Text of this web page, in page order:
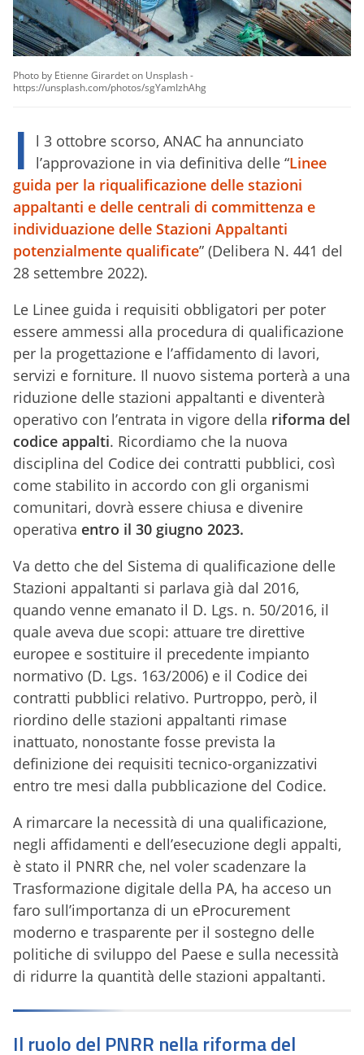
Photo by Etienne Girardet on Unsplash -
https://unsplash.com/photos/sgYamIzhAhg
I
l 3 ottobre scorso, ANAC ha annunciato
l’approvazione in via definitiva delle “Linee
guida per la riqualificazione delle stazioni
appaltanti e delle centrali di committenza e
individuazione delle Stazioni Appaltanti
potenzialmente qualificate” (Delibera N. 441 del
28 settembre 2022).
Le Linee guida i requisiti obbligatori per poter
essere ammessi alla procedura di qualificazione
per la progettazione e l’affidamento di lavori,
servizi e forniture. Il nuovo sistema porterà a una
riduzione delle stazioni appaltanti e diventerà
operativo con l’entrata in vigore della riforma del
codice appalti. Ricordiamo che la nuova
disciplina del Codice dei contratti pubblici, così
come stabilito in accordo con gli organismi
comunitari, dovrà essere chiusa e divenire
operativa entro il 30 giugno 2023.
Va detto che del Sistema di qualificazione delle
Stazioni appaltanti si parlava già dal 2016,
quando venne emanato il D. Lgs. n. 50/2016, il
quale aveva due scopi: attuare tre direttive
europee e sostituire il precedente impianto
normativo (D. Lgs. 163/2006) e il Codice dei
contratti pubblici relativo. Purtroppo, però, il
riordino delle stazioni appaltanti rimase
inattuato, nonostante fosse prevista la
definizione dei requisiti tecnico-organizzativi
entro tre mesi dalla pubblicazione del Codice.
A rimarcare la necessità di una qualificazione,
negli affidamenti e dell’esecuzione degli appalti,
è stato il PNRR che, nel voler scadenzare la
Trasformazione digitale della PA, ha acceso un
faro sull’importanza di un eProcurement
moderno e trasparente per il sostegno delle
politiche di sviluppo del Paese e sulla necessità
di ridurre la quantità delle stazioni appaltanti.
Il ruolo del PNRR nella riforma del